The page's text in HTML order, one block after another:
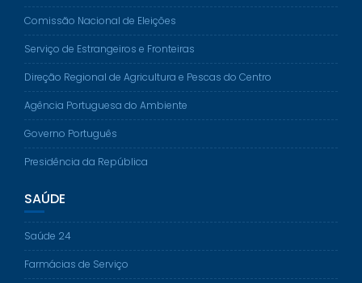
Comissão Nacional de Eleições
Serviço de Estrangeiros e Fronteiras
Direção Regional de Agricultura e Pescas do Centro
Agência Portuguesa do Ambiente
Governo Português
Presidência da República
SAÚDE
Saúde 24
Farmácias de Serviço